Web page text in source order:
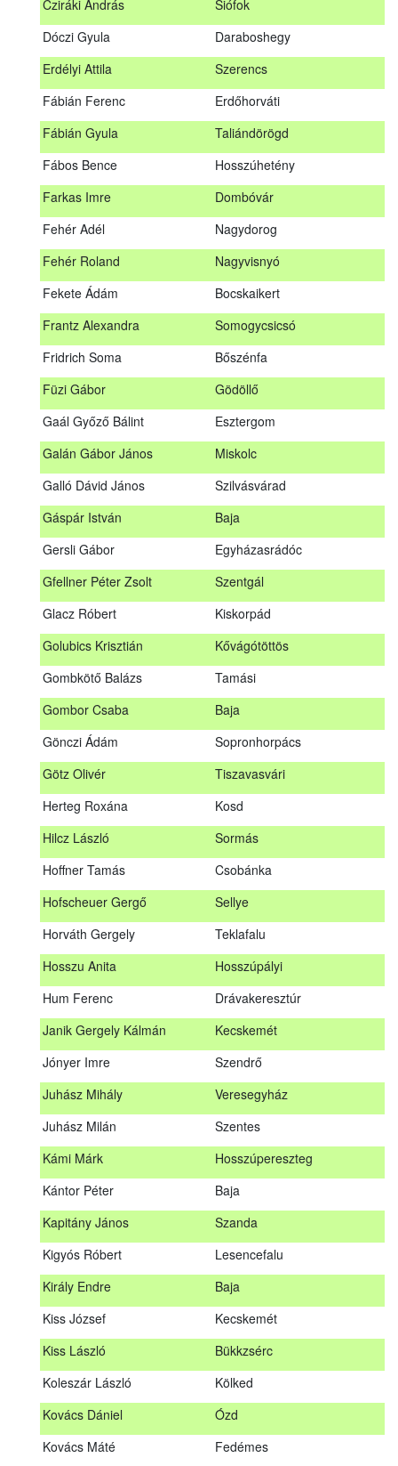
Cziráki András
Siófok
Dóczi Gyula
Daraboshegy
Erdélyi Attila
Szerencs
Fábián Ferenc
Erdőhorváti
Fábián Gyula
Taliándörögd
Fábos Bence
Hosszúhetény
Farkas Imre
Dombóvár
Fehér Adél
Nagydorog
Fehér Roland
Nagyvisnyó
Fekete Ádám
Bocskaikert
Frantz Alexandra
Somogycsicsó
Fridrich Soma
Bőszénfa
Füzi Gábor
Gödöllő
Gaál Győző Bálint
Esztergom
Galán Gábor János
Miskolc
Galló Dávid János
Szilvásvárad
Gáspár István
Baja
Gersli Gábor
Egyházasrádóc
Gfellner Péter Zsolt
Szentgál
Glacz Róbert
Kiskorpád
Golubics Krisztián
Kővágótöttös
Gombkötő Balázs
Tamási
Gombor Csaba
Baja
Gönczi Ádám
Sopronhorpács
Götz Olivér
Tiszavasvári
Herteg Roxána
Kosd
Hilcz László
Sormás
Hoffner Tamás
Csobánka
Hofscheuer Gergő
Sellye
Horváth Gergely
Teklafalu
Hosszu Anita
Hosszúpályi
Hum Ferenc
Drávakeresztúr
Janik Gergely Kálmán
Kecskemét
Jónyer Imre
Szendrő
Juhász Mihály
Veresegyház
Juhász Milán
Szentes
Kámi Márk
Hosszúpereszteg
Kántor Péter
Baja
Kapitány János
Szanda
Kigyós Róbert
Lesencefalu
Király Endre
Baja
Kiss József
Kecskemét
Kiss László
Bükkzsérc
Koleszár László
Kölked
Kovács Dániel
Ózd
Kovács Máté
Fedémes
Cseri Árpád
Cserményiné Váradi Melinda
Csók Péter
Budapest 16. ker.
Daraboshegy
Erdőhorváti
Taliándörögd
Dombóvár
Fekete Ádám
Bocskaikert
Gaál Győző Bálint
Esztergom
Miskolc
Szilvásvárad
Egyházasrádóc
Kiskorpád
Kővágótöttös
Gombor Csaba
Kosd
Csobánka
Horváth Gergely
Hosszu Anita
Drávakeresztúr
Szendrő
Veresegyház
Juhász Milán
Kámi Márk
Kántor Péter
Baja